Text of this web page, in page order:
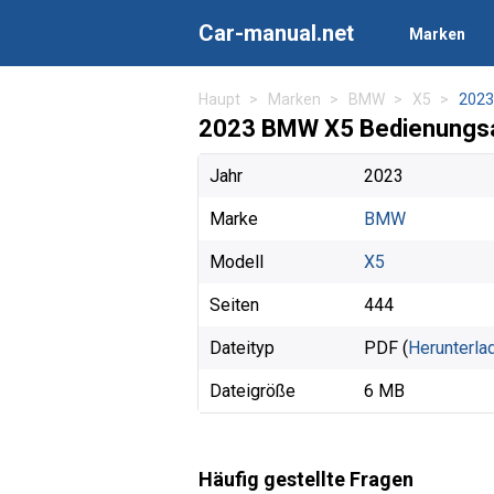
Car-manual.net Marken
Haupt Marken BMW X5 2023
2023 BMW X5
Jahr 2023
Marke BMW
Modell X5
Seiten 444
Dateityp PDF (
Dateigröße 6 MB
Häufig gestellte Fragen